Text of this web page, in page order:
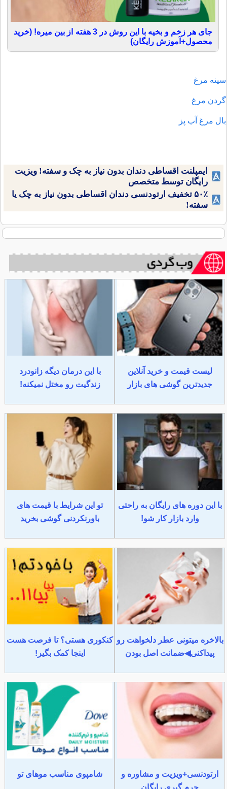
جای هر زخم و بخیه با این روش در 3 هفته از بین میره! (خرید
محصول+آموزش رایگان)
سینه مرغ
گردن مرغ
بال مرغ آب پز
ایمپلنت اقساطی دندان بدون نیاز به چک و سفته! ویزیت
رایگان توسط متخصص
۵۰٪ تخفیف ارتودنسی دندان اقساطی بدون نیاز به چک یا
سفته!
لیست قیمت و خرید آنلاین
جدیدترین گوشی های بازار
با این درمان دیگه زانودرد
زندگیت رو مختل نمیکنه!
با این دوره های رایگان به راحتی
وارد بازار کار شو!
تو این شرایط با قیمت های
باورنکردنی گوشی بخرید
بالاخره میتونی عطر دلخواهت رو
پیداکنی◀ضمانت اصل بودن
کنکوری هستی؟ تا فرصت هست
اینجا کمک بگیر!
ارتودنسی+ویزیت و مشاوره و
شامپوی مناسب موهای تو